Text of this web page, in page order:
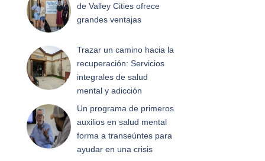
de Valley Cities ofrece
grandes ventajas
Trazar un camino hacia la
recuperación: Servicios
integrales de salud
mental y adicción
Un programa de primeros
auxilios en salud mental
forma a transeúntes para
ayudar en una crisis